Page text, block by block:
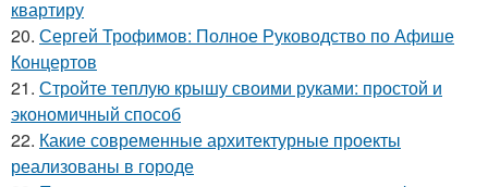
квартиру
20. Сергей Трофимов: Полное Руководство по Афише
Концертов
21. Стройте теплую крышу своими руками: простой и
экономичный способ
22. Какие современные архитектурные проекты
реализованы в городе